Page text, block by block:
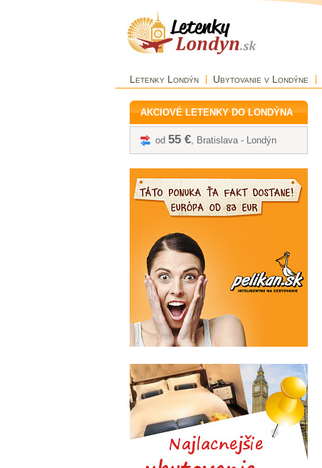
Letenky Londýn Ubytovanie v Londýne
AKCIOVÉ LETENKY DO LONDÝNA
od 55 €, Bratislava - Londýn